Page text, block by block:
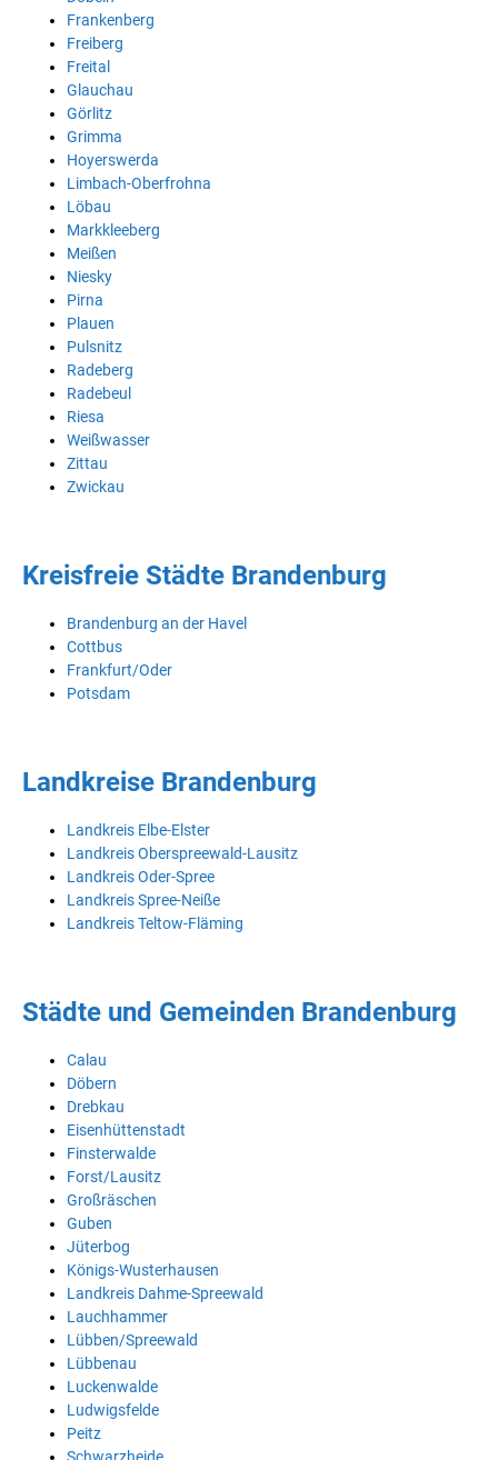
Frankenberg
Freiberg
Freital
Glauchau
Görlitz
Grimma
Hoyerswerda
Limbach-Oberfrohna
Löbau
Markkleeberg
Meißen
Niesky
Pirna
Plauen
Pulsnitz
Radeberg
Radebeul
Riesa
Weißwasser
Zittau
Zwickau
Kreisfreie Städte Brandenburg
Brandenburg an der Havel
Cottbus
Frankfurt/Oder
Potsdam
Landkreise Brandenburg
Landkreis Elbe-Elster
Landkreis Oberspreewald-Lausitz
Landkreis Oder-Spree
Landkreis Spree-Neiße
Landkreis Teltow-Fläming
Städte und Gemeinden Brandenburg
Calau
Döbern
Drebkau
Eisenhüttenstadt
Finsterwalde
Forst/Lausitz
Großräschen
Guben
Jüterbog
Königs-Wusterhausen
Landkreis Dahme-Spreewald
Lauchhammer
Lübben/Spreewald
Lübbenau
Luckenwalde
Ludwigsfelde
Peitz
Schwarzheide